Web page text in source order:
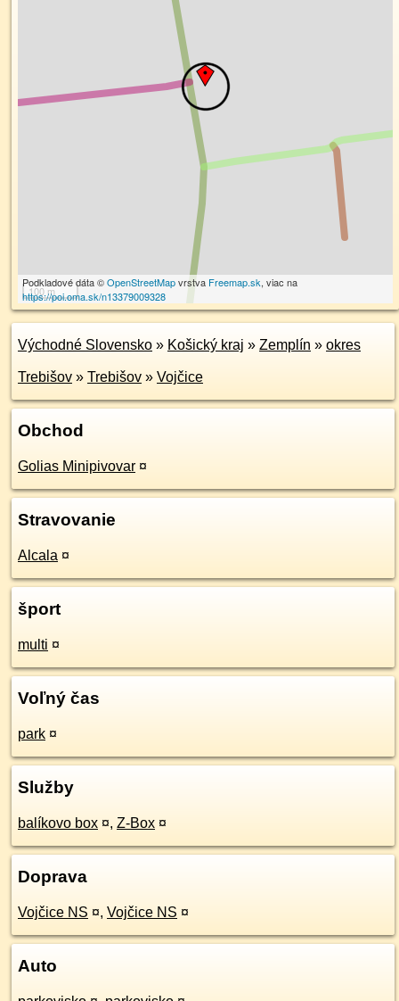
100 m
Podkladové dáta ©OpenStreetMapvrstva Freemap.sk, viac na
https://poi.oma.sk/n13379009328
Východné Slovensko » Košický kraj » Zemplín » okres
Trebišov » Trebišov » Vojčice
Obchod
Golias Minipivovar ¤
Stravovanie
Alcala ¤
šport
multi ¤
Voľný čas
park ¤
Služby
balíkovo box ¤, Z-Box ¤
Doprava
Vojčice NS ¤, Vojčice NS ¤
Auto